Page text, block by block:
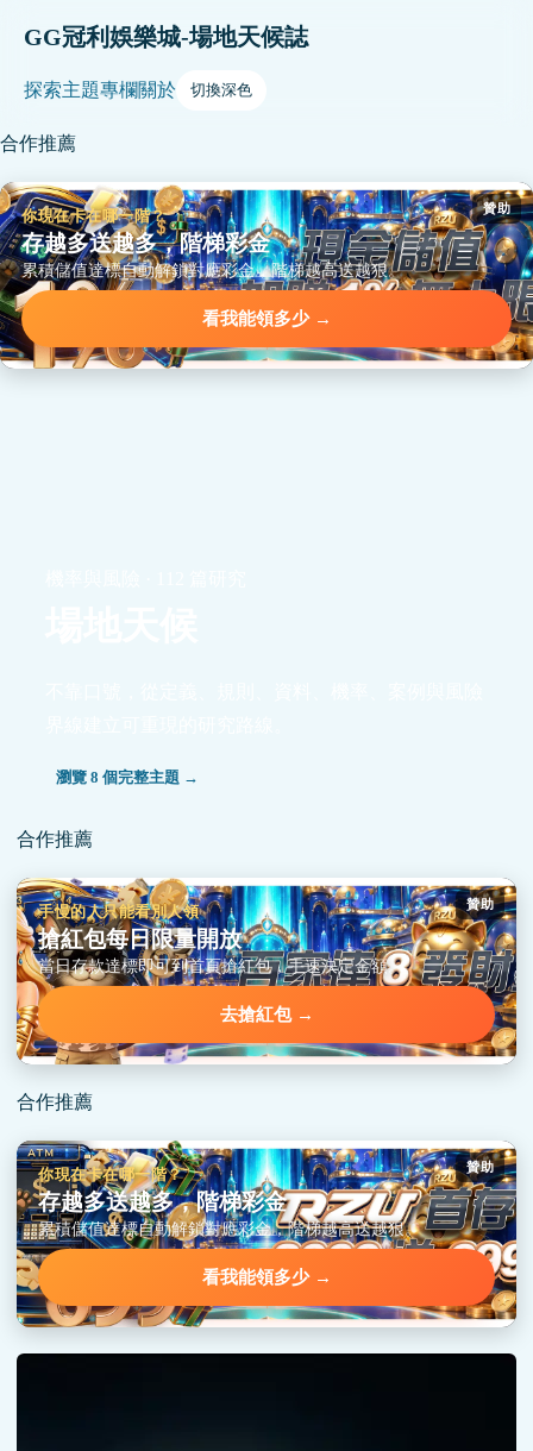
GG冠利娛樂城-場地天候誌
探索主題專欄關於 切換深色
合作推薦
贊助
你現在卡在哪一階？
存越多送越多，階梯彩金
累積儲值達標自動解鎖對應彩金，階梯越高送越狠。
看我能領多少 →
瀏覽 8 個完整主題 →
合作推薦
贊助
手慢的人只能看別人領
搶紅包每日限量開放
當日存款達標即可到首頁搶紅包，手速決定金額。
去搶紅包 →
合作推薦
贊助
你現在卡在哪一階？
存越多送越多，階梯彩金
累積儲值達標自動解鎖對應彩金，階梯越高送越狠。
看我能領多少 →